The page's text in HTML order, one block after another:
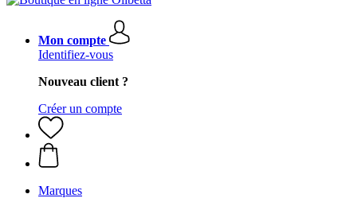
Mon compte
Identifiez-vous
Nouveau client ?
Créer un compte
Marques